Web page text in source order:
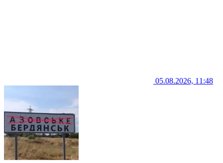
05.08.2026, 11:48